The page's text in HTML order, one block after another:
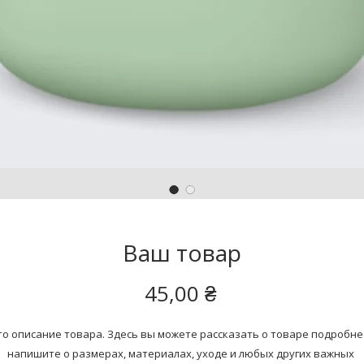
Ваш товар
45,00 ₴Цена
описание товара. Здесь вы можете рассказать о товаре
напишите о размерах, материалах, уходе и любых других важных